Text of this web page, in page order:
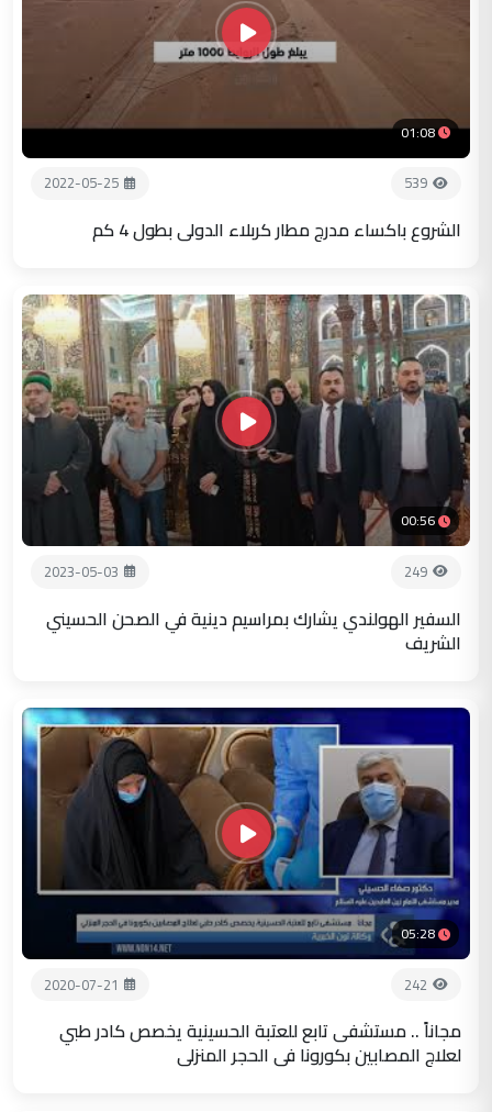
01:08
539
2022-05-25
الشروع باكساء مدرج مطار كربلاء الدولي بطول 4 كم
00:56
249
2023-05-03
السفير الهولندي يشارك بمراسيم دينية في الصحن الحسيني
الشريف
05:28
242
2020-07-21
مجاناً .. مستشفى تابع للعتبة الحسينية يخصص كادر طبي
لعلاج المصابين بكورونا في الحجر المنزلي